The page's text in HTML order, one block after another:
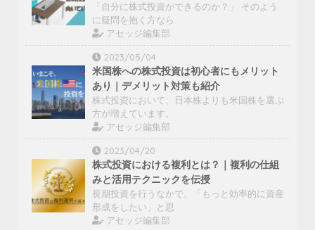
「自分に株式投資ができるのか？」 そのよう
に疑問を抱く方なら
アセッジ編集部
2023/05/04
米国株への株式投資は初心者にもメリット
あり｜デメリット対策も紹介
株式投資において、日本株よりも米国株を選ぶ
方が増えています。
アセッジ編集部
2023/04/20
株式投資における複利とは？｜複利の仕組
みと活用テクニックを伝授
長期投資を行うなかで、「もっと効率的に資産
形成をしたい」と思
アセッジ編集部